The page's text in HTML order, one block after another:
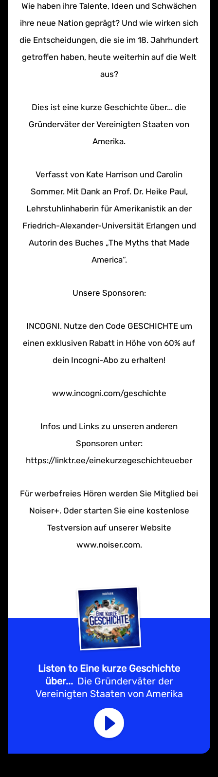
Wie haben ihre Talente, Ideen und Schwächen
ihre neue Nation geprägt? Und wie wirken sich
die Entscheidungen, die sie im 18. Jahrhundert
getroffen haben, heute weiterhin auf die Welt
aus?
Dies ist eine kurze Geschichte über... die
Gründerväter der Vereinigten Staaten von
Amerika.
Verfasst von Kate Harrison und Carolin
Sommer. Mit Dank an Prof. Dr. Heike Paul,
Lehrstuhlinhaberin für Amerikanistik an der
Friedrich-Alexander-Universität Erlangen und
Autorin des Buches „The Myths that Made
America“.
Unsere Sponsoren:
INCOGNI. Nutze den Code GESCHICHTE um
einen exklusiven Rabatt in Höhe von 60% auf
dein Incogni-Abo zu erhalten!⁠⁠⁠
www.incogni.com/geschichte⁠
Infos und Links zu unseren anderen
Sponsoren unter:
⁠https://linktr.ee/einekurzegeschichteueber
Für werbefreies Hören werden Sie Mitglied bei
Noiser+. Oder starten Sie eine kostenlose
Testversion auf unserer Website
www.noiser.com.
Listen to Eine kurze Geschichte
über... Die Gründerväter der
Vereinigten Staaten von Amerika